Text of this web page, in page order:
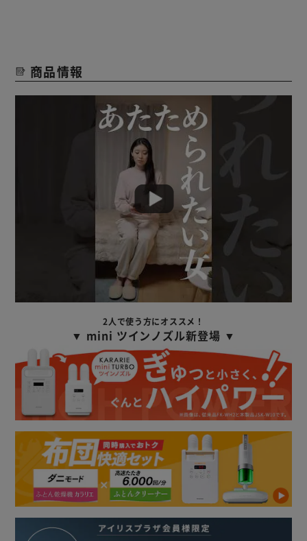
商品情報
2人で使う方にオススメ！
▼ mini ツインノズル新登場 ▼